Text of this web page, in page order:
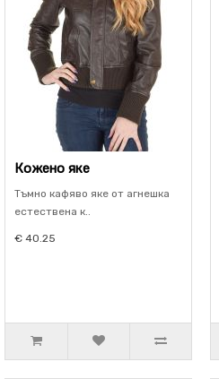
Кожено яке
Тъмно кафяво яке от агнешка
естествена к..
€ 40.25